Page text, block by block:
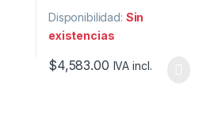
Disponibilidad: Sin
existencias
$4,583.00 IVA incl.